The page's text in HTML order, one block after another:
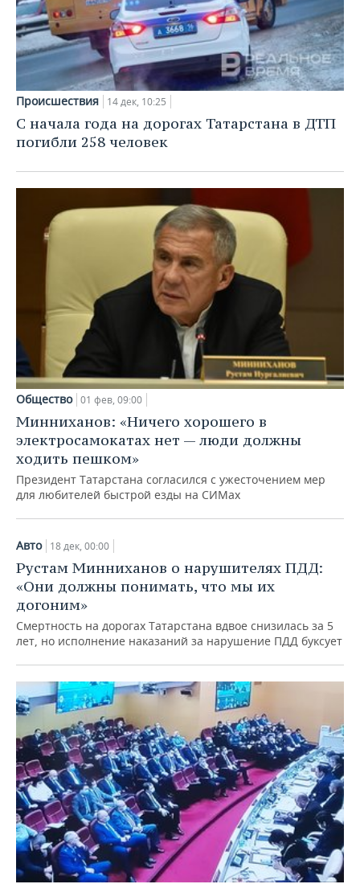
Происшествия 14 дек, 10:25
С начала года на дорогах Татарстана в ДТП
погибли 258 человек
Общество 01 фев, 09:00
Минниханов: «Ничего хорошего в
электросамокатах нет — люди должны
ходить пешком»
Президент Татарстана согласился с ужесточением мер
для любителей быстрой езды на СИМах
Авто 18 дек, 00:00
Рустам Минниханов о нарушителях ПДД:
«Они должны понимать, что мы их
догоним»
Смертность на дорогах Татарстана вдвое снизилась за 5
лет, но исполнение наказаний за нарушение ПДД буксует